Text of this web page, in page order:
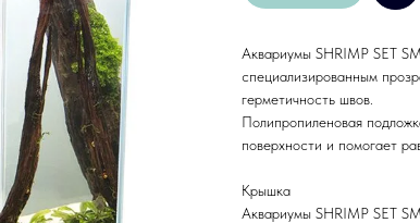
Аквариумы SHRIMP SET
специализированным
герметичность швов.
Полипропиленовая
поверхности и помогает
Крышка
Аквариумы SHRIMP SET